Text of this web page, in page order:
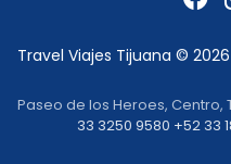
Travel Viajes Tijuana ©
Paseo de los Heroes, Centro,
33 3250 9580 +52 33